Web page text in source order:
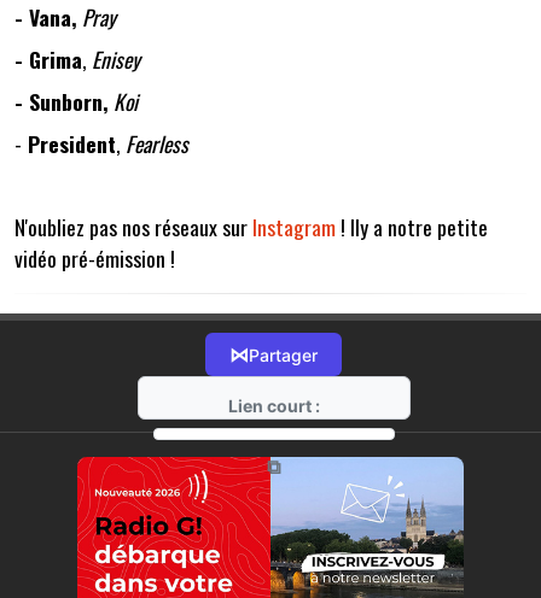
- Vana, Pray
- Grima, Enisey
- Sunborn, Koi
- President, Fearless
N'oubliez pas nos réseaux surInstagram! Ily a notre petite
vidéo pré-émission !
⋈Partager
Lien court :
https://radio-g.fr?20513
⧉